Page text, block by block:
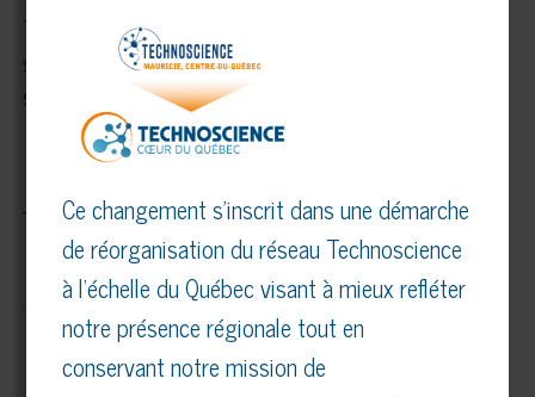
Toutes les informations concernant les Expo-
sciences Hydro-Québec sont disponibles sur le
site Web
technoscience.ca
– 30 –Ce changement s’inscrit dans une démarche
de réorganisation du réseau Technoscience
à l’échelle du Québec visant à mieux refléter
notre présence régionale tout en
conservant notre mission de